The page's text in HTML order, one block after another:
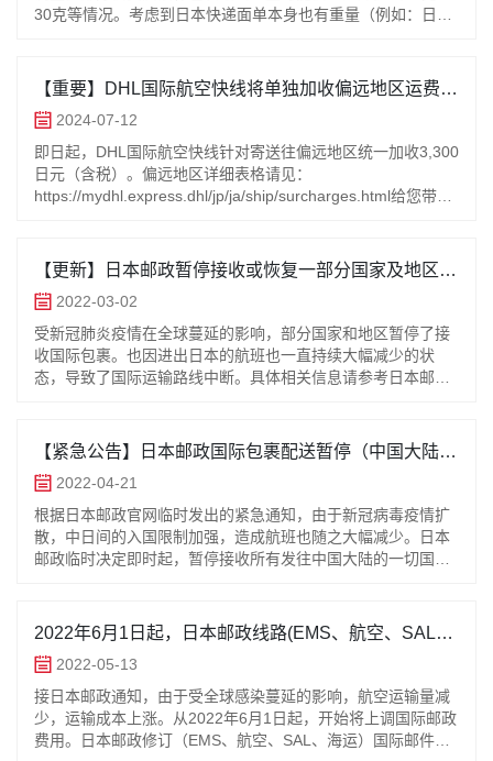
30克等情况。考虑到日本快递面单本身也有重量（例如：日本
最小精度为10g）。*由于蜂鸟及顺丰线路快递面单重量平均为
2g，故系统不加此重量。我们决定对包裹实际重量和快递面单
重量进行分开展示。这一调整将使您在包裹进入【待付款】状
态时，在支付页面上清晰地看到包裹重量的详细信息。感谢您
的理解与支持。【待付款】状态重量显示示例图：以下是日本
邮政（EMS/航空件/海运）快递面单称重图：以下是DHL国际
【重要】DHL国际航空快线将单独加收偏远地区运费的
通知！
2024-07-12
即日起，DHL国际航空快线针对寄送往偏远地区统一加收3,300
日元（含税）。偏远地区详细表格请见：
https://mydhl.express.dhl/jp/ja/ship/surcharges.html给您带来
【更新】日本邮政暂停接收或恢复一部分国家及地区的
国际包裹配送服务通知
2022-03-02
受新冠肺炎疫情在全球蔓延的影响，部分国家和地区暂停了接
收国际包裹。也因进出日本的航班也一直持续大幅减少的状
态，导致了国际运输路线中断。具体相关信息请参考日本邮政
https://www.post.japanpost.jp/int/information/2023/
本邮政官网】关于暂停受理部分国际邮件等的通知（2023年5
月18日更新）
https://www.post.japanpost.jp/int/information/2023/
本邮政官网】关于暂停受理部分国际邮件等的通知（2023年4
月4日更新）
https://www.post.japanpost.jp/int/information/2023/
本邮政官网】关于暂停受理部分国际邮件等的通知（2023年1
月19日更新）
https://www.post.japanpost.jp/int/information/2023/
本邮政官网】关于暂停受理部分国际邮件等的通知（12月8日
更新）
【紧急公告】日本邮政国际包裹配送暂停（中国大陆）
的通知
2022-04-21
根据日本邮政官网临时发出的紧急通知，由于新冠病毒疫情扩
散，中日间的入国限制加强，造成航班也随之大幅减少。日本
邮政临时决定即时起，暂停接收所有发往中国大陆的一切国际
2022年6月1日起，日本邮政线路(EMS、航空、SAL、
海运)运费及国际配送区域变更通知
2022-05-13
接日本邮政通知，由于受全球感染蔓延的影响，航空运输量减
少，运输成本上涨。从2022年6月1日起，开始将上调国际邮政
费用。日本邮政修订（EMS、航空、SAL、海运）国际邮件的